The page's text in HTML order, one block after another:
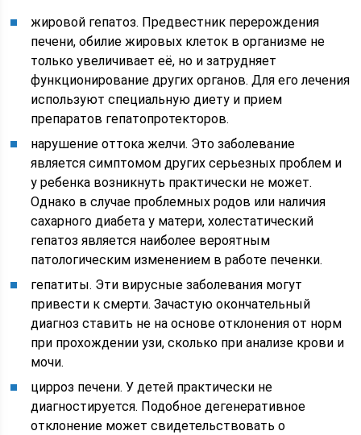
жировой гепатоз. Предвестник перерождения
печени, обилие жировых клеток в организме не
только увеличивает её, но и затрудняет
функционирование других органов. Для его лечения
используют специальную диету и прием
препаратов гепатопротекторов.
нарушение оттока желчи. Это заболевание
является симптомом других серьезных проблем и
у ребенка возникнуть практически не может.
Однако в случае проблемных родов или наличия
сахарного диабета у матери, холестатический
гепатоз является наиболее вероятным
патологическим изменением в работе печенки.
гепатиты. Эти вирусные заболевания могут
привести к смерти. Зачастую окончательный
диагноз ставить не на основе отклонения от норм
при прохождении узи, сколько при анализе крови и
мочи.
цирроз печени. У детей практически не
диагностируется. Подобное дегенеративное
отклонение может свидетельствовать о